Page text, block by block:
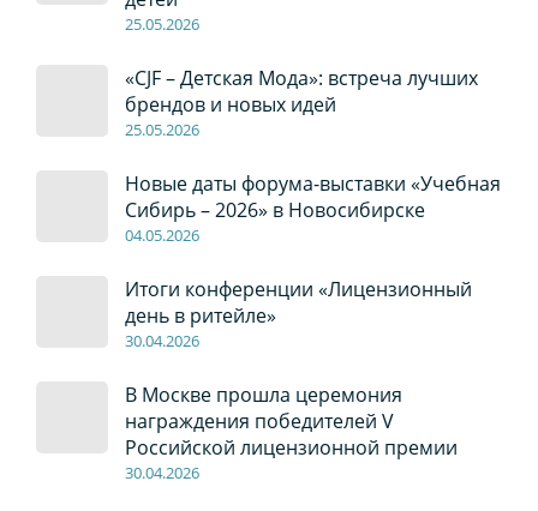
25.05.2026
«CJF – Детская Мода»: встреча лучших
брендов и новых идей
25.05.2026
Новые даты форума-выставки «Учебная
Сибирь – 2026» в Новосибирске
04.05.2026
Итоги конференции «Лицензионный
день в ритейле»
30.04.2026
В Москве прошла церемония
награждения победителей V
Российской лицензионной премии
30.04.2026